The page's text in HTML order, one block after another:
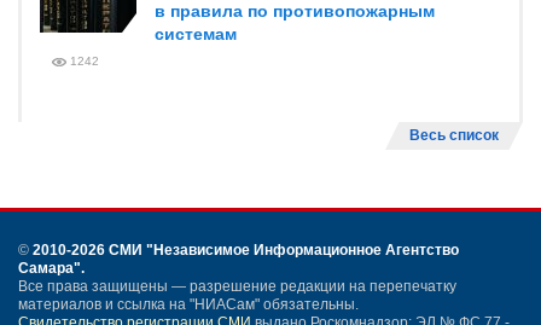
в правила по противопожарным
системам
1242
Весь список
© 2010-2026 СМИ "Независимое Информационное Агентство
Самара".
Все права защищены — разрешение редакции на перепечатку
материалов и ссылка на "НИАСам" обязательны.